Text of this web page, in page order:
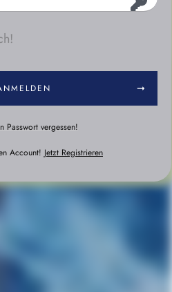
Passwort vergessen!
Account! Jetzt Registrieren